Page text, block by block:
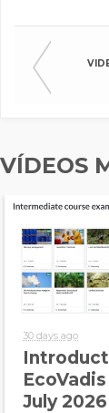
VÍDEOS
30 days ago
July 2026